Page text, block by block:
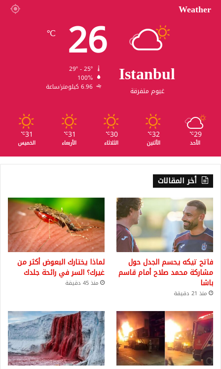
Weather
Istanbul
غيوم متفرقة
26
℃
100%
6.96 كيلومتر/ساعة
29
℃
الأحد
32
℃
الأثنين
30
℃
الثلاثاء
31
℃
الأربعاء
31
℃
الخميس
أخر المقالات
فاتح تيكه يحسم الجدل حول
مشاركة محمد صلاح أمام قاسم
باشا
منذ 21 دقيقة
لماذا يختارك البعوض أكثر من
غيرك؟ السر في رائحة جلدك
منذ 45 دقيقة